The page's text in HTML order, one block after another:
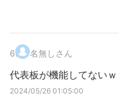
6. 名無しさん
代表板が機能してないｗ
2024/05/26 01:05:00